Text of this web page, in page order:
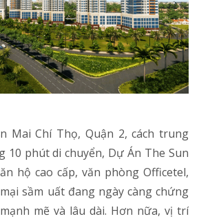
Mai Chí Thọ, Quận 2, cách trung
10 phút di chuyển, Dự Án The Sun
hộ cao cấp, văn phòng Officetel,
sầm uất đang ngày càng chứng
mẽ và lâu dài. Hơn nữa, vị trí